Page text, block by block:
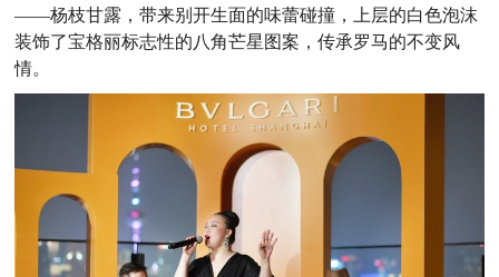
——杨枝甘露，带来别开生面的味蕾碰撞，上层的白色泡沫
装饰了宝格丽标志性的八角芒星图案，传承罗马的不变风
情。